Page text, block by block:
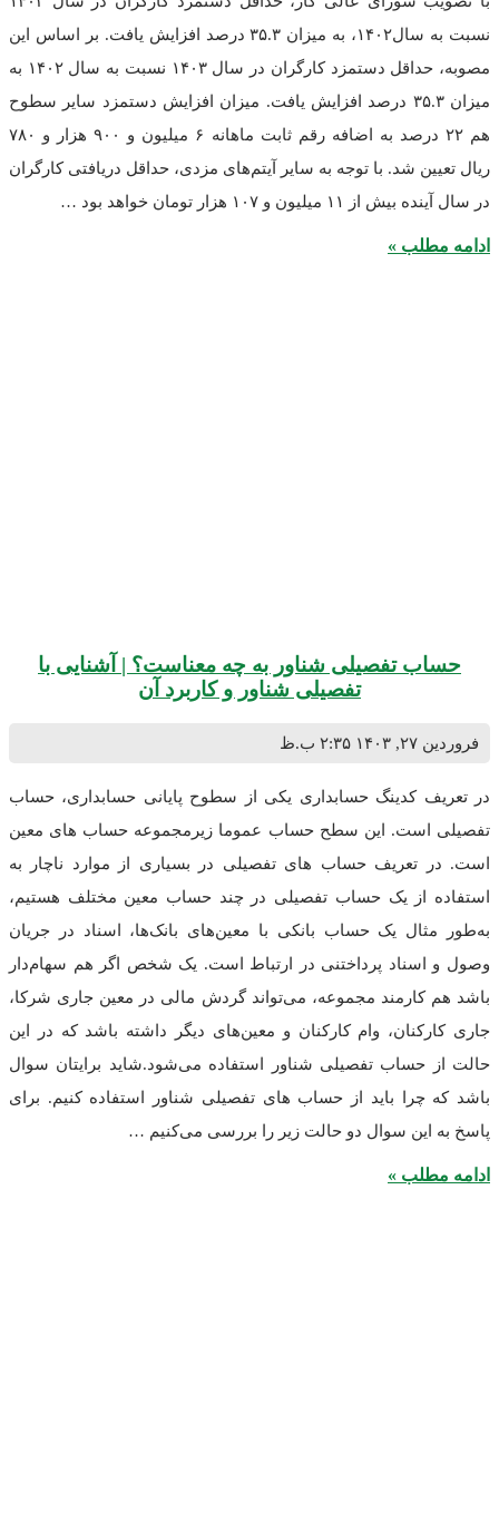
نسبت به سال۱۴۰۲، به میزان ۳۵.۳ درصد افزایش یافت. بر اساس این
مصوبه، حداقل دستمزد کارگران در سال ۱۴۰۳ نسبت به سال ۱۴۰۲ به
میزان ۳۵.۳ درصد افزایش یافت. میزان افزایش دستمزد سایر سطوح
هم ۲۲ درصد به اضافه رقم ثابت ماهانه ۶ میلیون و ۹۰۰ هزار و ۷۸۰
شد. با توجه به سایر آیتم‌های مزدی، حداقل دریافتی کارگران
و ۱۰۷ هزار تومان خواهد بود …
»
تفصیلی شناور به چه معناست؟ | آشنایی با
تفصیلی شناور و کاربرد آن
۲:۳۵ ب.ظ
کدینگ حسابداری یکی از سطوح پایانی حسابداری، حساب
است. این سطح حساب عموما زیرمجموعه حساب های معین
حساب های تفصیلی در بسیاری از موارد ناچار به
از یک حساب تفصیلی در چند حساب معین مختلف هستیم،
یک حساب بانکی با معین‌های بانک‌ها، اسناد در جریان
پرداختنی در ارتباط است. یک شخص اگر هم سهام‌دار
کارمند مجموعه، می‌تواند گردش مالی در معین جاری شرکا،
وام کارکنان و معین‌های دیگر داشته باشد که در این
حساب تفصیلی شناور استفاده می‌شود.شاید برایتان سوال
چرا باید از حساب های تفصیلی شناور استفاده کنیم. برای
سوال دو حالت زیر را بررسی می‌کنیم …
»